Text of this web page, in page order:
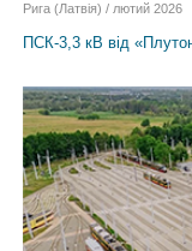
ПСК-3,3 кВ від
Рига (Латвія) / лютий 2026